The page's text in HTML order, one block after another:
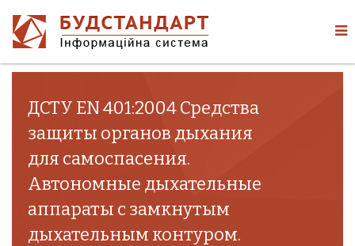
ДСТУ EN 401:2004 Средства
защиты органов дыхания
для самоспасения.
Автономные дыхательные
аппараты с замкнутым
дыхательным контуром.